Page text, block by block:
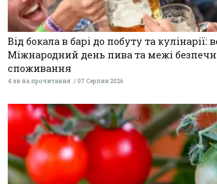
Від бокала в барі до побуту та кулінарії:
Міжнародний день пива та межі
споживання
4 хв на прочитання 07 Серпня 2026